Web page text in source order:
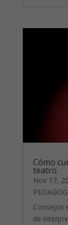
Cómo
teatro
Nov 17,
Consejos
de